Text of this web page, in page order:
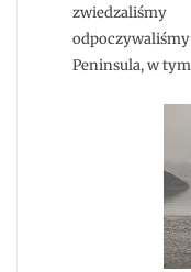
Peninsula, w